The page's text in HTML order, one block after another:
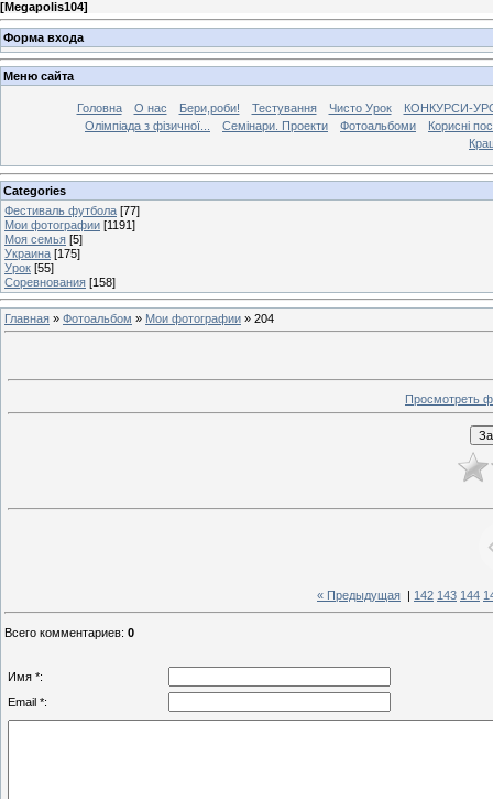
[Megapolis104]
Форма входа
Меню сайта
Головна О нас Бери,роби! Тестування Чисто Урок
КОНКУРСИ-
Олімпіада з фізичної...
Семінари. Проекти Фотоальбоми
Корисні
Categories
Фестиваль футбола [77]
Мои фотографии [1191]
Моя семья [5]
Украина [175]
Урок [55]
Соревнования [158]
Главная » Фотоальбом » Мои фотографии » 204
Просмотреть
« Предыдущая 142 143 144
Всего комментариев: 0
Имя *:
Email *: